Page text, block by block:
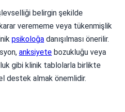
belirgin şekilde
verememe veya tükenmişlik
psikoloğa danışılması önerilir.
anksiyete bozukluğu veya
gibi klinik tablolarla birlikte
destek almak önemlidir.